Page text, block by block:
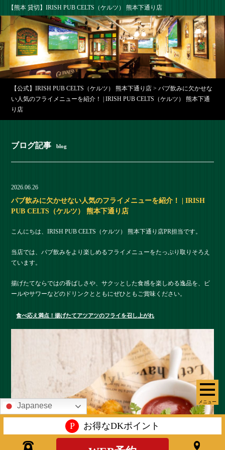
【熊本 貸切】IRISH PUB CELTS（ケルツ） 熊本下通り店
メニュー
【公式】IRISH PUB CELTS（ケルツ） 熊本下通り店 >パブ飲みに欠かせな
い人気のフライメニューを紹介！ | IRISH PUB CELTS（ケルツ） 熊本下通
り店
ブログ記事 blog
2026.06.26
パブ飲みに欠かせない人気のフライメニューを紹介！ | IRISH
PUB CELTS（ケルツ） 熊本下通り店
こんにちは、IRISH PUB CELTS（ケルツ） 熊本下通り店PR担当です。
当店では、パブ飲みをより楽しめるフライメニューをたっぷり取りそろえ
ています。
揚げたてならではの香ばしさや、サクッとした食感を楽しめる逸品を、ビ
ールやサワーなどのドリンクとともにぜひともご賞味ください。
食べ応え満点！揚げたてアツアツのフライを召し上がれ
Japanese
P お得なDKポイント